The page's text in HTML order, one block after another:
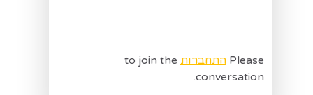
Please התחברות to join the
conversation.